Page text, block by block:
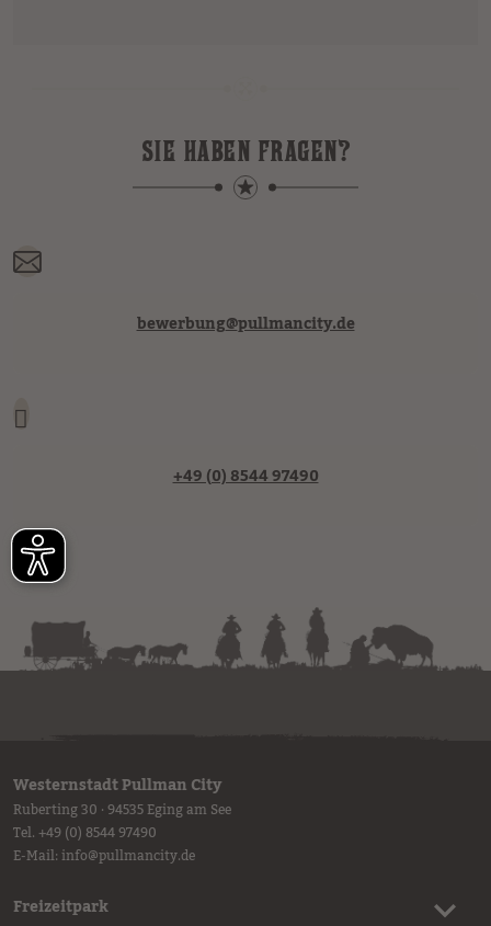
SIE HABEN FRAGEN?
bewerbung@pullmancity.de
+49 (0) 8544 97490
Westernstadt Pullman City
Ruberting 30 · 94535 Eging am See
Tel. +49 (0) 8544 97490
E-Mail:info@pullmancity.de
Freizeitpark